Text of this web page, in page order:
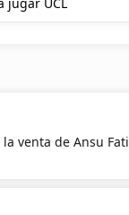
venta de Ansu Fati